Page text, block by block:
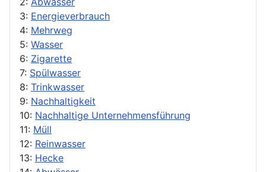
3: Energieverbrauch
4: Mehrweg
5: Wasser
6: Zigarette
7: Spülwasser
8: Trinkwasser
9: Nachhaltigkeit
10: Nachhaltige Unternehmensführung
11: Müll
12: Reinwasser
13: Hecke